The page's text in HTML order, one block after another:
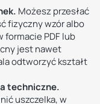
Możesz przesłać
fizyczny wzór albo
formacie PDF lub
jest nawet
odtworzyć kształt
techniczne.
uszczelka, w